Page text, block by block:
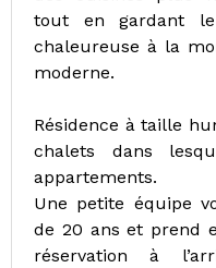
tout en gardant le
chaleureuse à la
moderne.
Résidence à taille
chalets dans
appartements.
Une petite équipe
de 20 ans et prend
réservation à